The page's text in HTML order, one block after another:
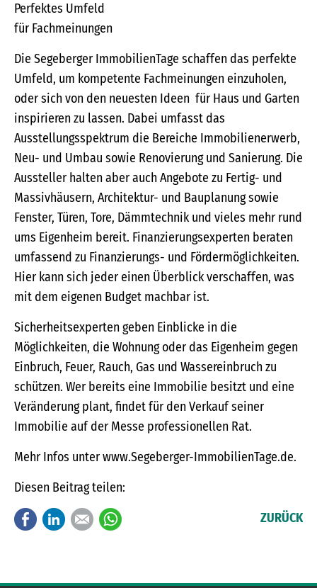
Perfektes Umfeld
für Fachmeinungen
Die Segeberger ImmobilienTage schaffen das perfekte
Umfeld, um kompetente Fachmeinungen einzuholen,
oder sich von den neuesten Ideen für Haus und Garten
inspirieren zu lassen. Dabei umfasst das
Ausstellungsspektrum die Bereiche Immobilienerwerb,
Neu- und Umbau sowie Renovierung und Sanierung. Die
Aussteller halten aber auch Angebote zu Fertig- und
Massivhäusern, Architektur- und Bauplanung sowie
Fenster, Türen, Tore, Dämmtechnik und vieles mehr rund
ums Eigenheim bereit. Finanzierungsexperten beraten
umfassend zu Finanzierungs- und Fördermöglichkeiten.
Hier kann sich jeder einen Überblick verschaffen, was
mit dem eigenen Budget machbar ist.
Sicherheitsexperten geben Einblicke in die
Möglichkeiten, die Wohnung oder das Eigenheim gegen
Einbruch, Feuer, Rauch, Gas und Wassereinbruch zu
schützen. Wer bereits eine Immobilie besitzt und eine
Veränderung plant, findet für den Verkauf seiner
Immobilie auf der Messe professionellen Rat.
Mehr Infos unter www.Segeberger-ImmobilienTage.de.
Diesen Beitrag teilen:
FacebookLinkedInE-mail ZURÜCK